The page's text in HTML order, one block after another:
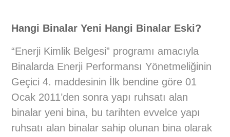
Hangi Binalar Yeni Hangi Binalar Eski?
“Enerji Kimlik Belgesi” programı amacıyla
Binalarda Enerji Performansı Yönetmeliğinin
Geçici 4. maddesinin İlk bendine göre 01
Ocak 2011’den sonra yapı ruhsatı alan
binalar yeni bina, bu tarihten evvelce yapı
ruhsatı alan binalar sahip olunan bina olarak